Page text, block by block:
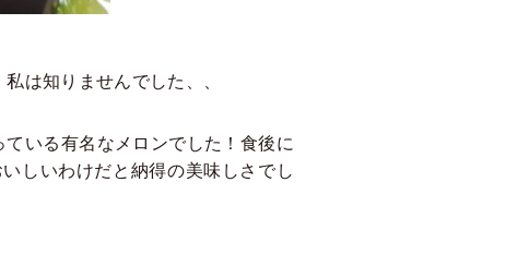
は知りませんでした、、
ている有名なメロンでした！食後に
しいわけだと納得の美味しさでし